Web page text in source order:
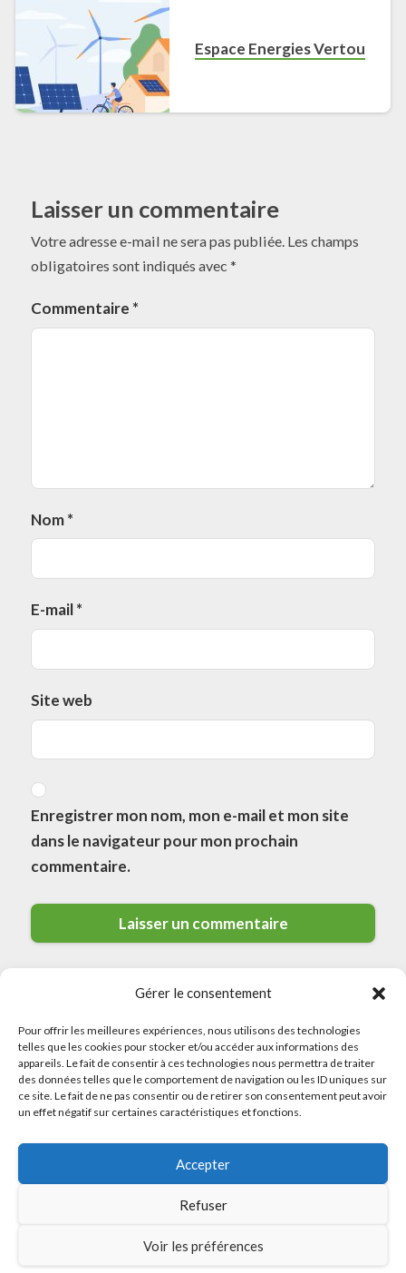
Gérer le consentement
Pour offrir les meilleures expériences, nous utilisons des technologies
telles que les cookies pour stocker et/ou accéder aux informations des
appareils. Le fait de consentir à ces technologies nous permettra de traiter
des données telles que le comportement de navigation ou les ID uniques sur
ce site. Le fait de ne pas consentir ou de retirer son consentement peut avoir
un effet négatif sur certaines caractéristiques et fonctions.
Accepter
Refuser
Voir les préférences
Espace Energies Vertou
Laisser un commentaire
Votre adresse e-mail ne sera pas publiée. Les champs
obligatoires sont indiqués avec *
Commentaire *
Nom*
E-mail*
Site web
Enregistrer mon nom, mon e-mail et mon site
dans le navigateur pour mon prochain
commentaire.
© 2026 Meilleurs Plombiers · All rights reserved
Mentions Légales
Politique de Cookies